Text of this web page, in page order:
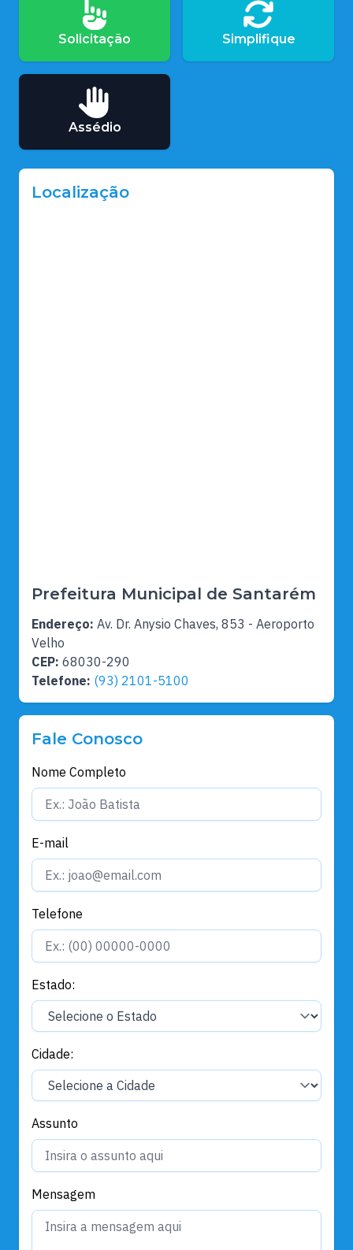
Solicitação Simplifique
Assédio
Localização
Prefeitura Municipal de Santarém
Endereço: Av. Dr. Anysio Chaves, 853 - Aeroporto
Velho
CEP: 68030-290
Telefone: (93) 2101-5100
Fale Conosco
Nome Completo
E-mail
Telefone
Estado:
Cidade:
Assunto
Mensagem